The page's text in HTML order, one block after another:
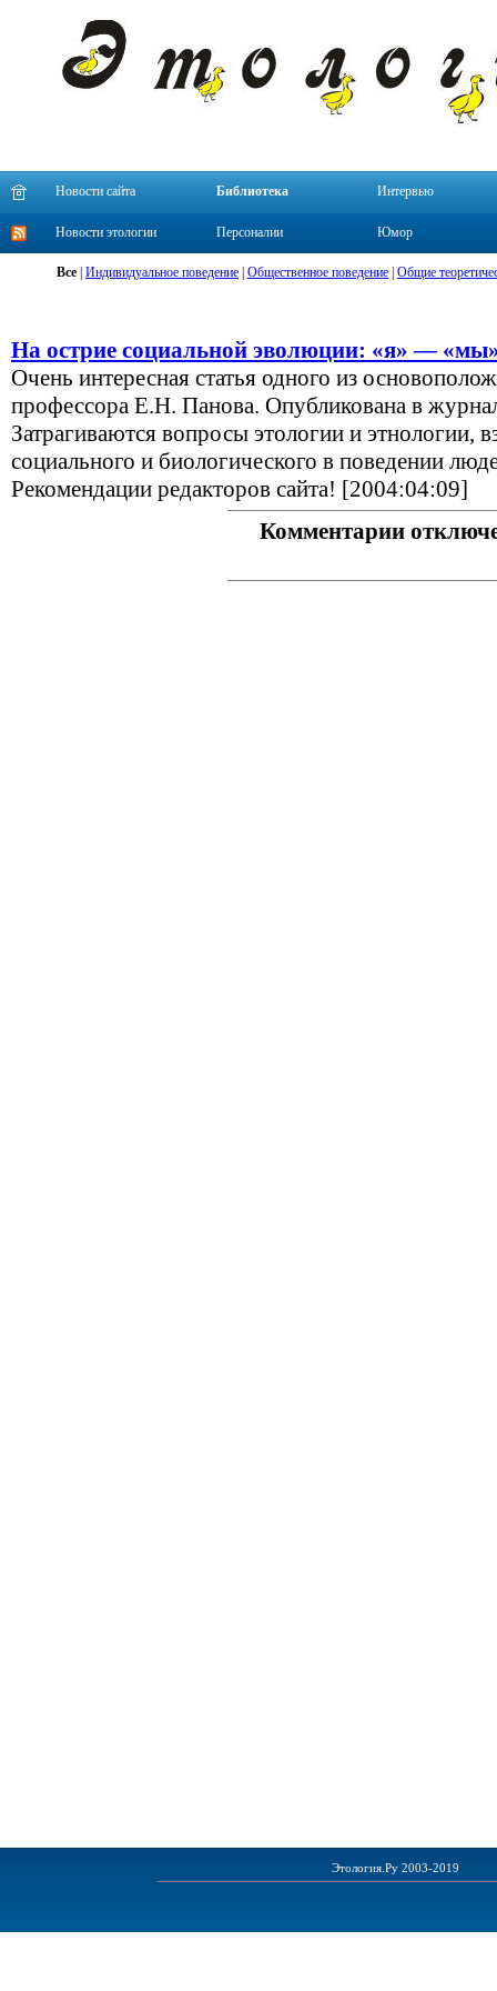
Новости сайта Библиотека Интервью
Новости этологии Персоналии Юмор
Все Индивидуальное поведение Общественное поведение Общие
На острие социальной эволюции: «я» —
Очень интересная статья одного из
профессора Е.Н. Панова. Опубликована в
Затрагиваются вопросы этологии и этнологии,
социального и биологического в поведении
Рекомендации редакторов сайта! [2004:04:09]
Комментарии
Этология.Ру 2003-2019